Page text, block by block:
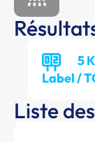
5
Label /
Liste